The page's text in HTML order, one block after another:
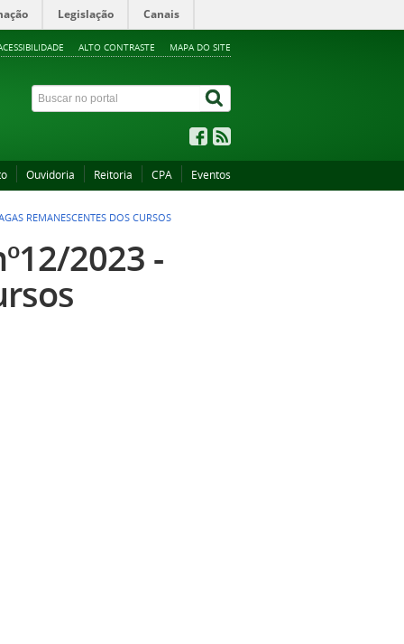
Legislação Canais
ALTO CONTRASTE MAPA DO SITE
Ouvidoria Reitoria CPA Eventos
REMANESCENTES DOS CURSOS
2023 -